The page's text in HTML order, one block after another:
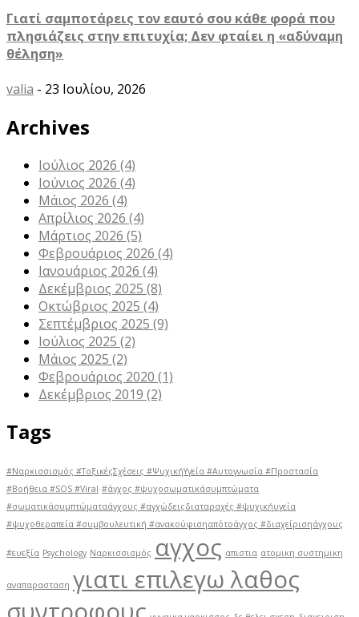
Γιατί σαμποτάρεις τον εαυτό σου κάθε φορά που
πλησιάζεις στην επιτυχία; Δεν φταίει η «αδύναμη
θέληση»
valia - 23 Ιουλίου, 2026
Archives
Ιούλιος 2026 (4)
Ιούνιος 2026 (4)
Μάιος 2026 (4)
Απρίλιος 2026 (4)
Μάρτιος 2026 (5)
Φεβρουάριος 2026 (4)
Ιανουάριος 2026 (4)
Δεκέμβριος 2025 (8)
Οκτώβριος 2025 (4)
Σεπτέμβριος 2025 (9)
Ιούλιος 2025 (2)
Μάιος 2025 (2)
Φεβρουάριος 2020 (1)
Δεκέμβριος 2019 (2)
Tags
#Ναρκισσισμός #ΤοξικέςΣχέσεις #ΨυχικήΥγεία #Αυτογνωσία #Προστασία
#Βοήθεια #SOS #Viral #άγχος #ψυχοσωματικάσυμπτώματα
#σωματικάσυμπτώματαάγχους #αγχώδειςδιαταραχές #ψυχικήυγεία
#ψυχοθεραπεία #συμβουλευτική #ανακούφισηαπότοάγχος #διαχείρισηάγχους
#ευεξία Psychology Ναρκισσισμός αγχος απιστια ατομικη συστημικη
αναπαρασταση γιατι επιλεγω λαθος